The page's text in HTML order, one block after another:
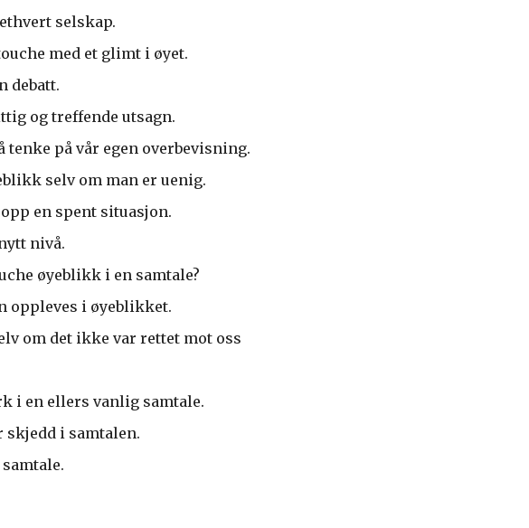
selskap.
med et glimt i øyet.
debatt.
og treffende utsagn.
på vår egen overbevisning.
selv om man er uenig.
en spent situasjon.
nivå.
øyeblikk i en samtale?
oppleves i øyeblikket.
om det ikke var rettet mot oss
i en ellers vanlig samtale.
skjedd i samtalen.